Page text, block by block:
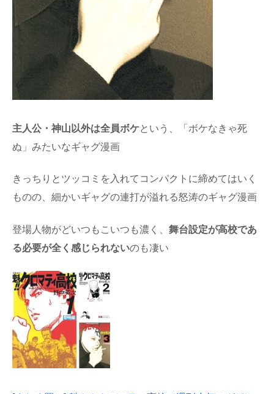
主人公・神山以外は全員ボケという、「ボケなきゃ死
ぬ」みたいなギャグ漫画
きっちりとツッコミを入れてコンパクトに締めてはいく
ものの、細かいギャグの連打が溢れる怒涛のギャグ漫画
登場人物がどいつもこいつも濃く、 舞台設定が高校であ
る必要が全く感じられないのも凄い